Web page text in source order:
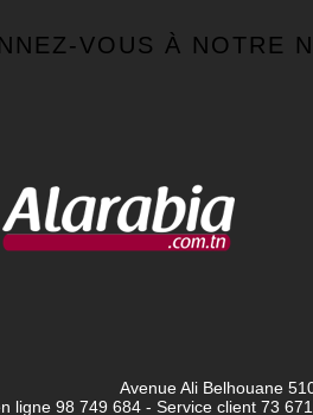
VOUS À NOTRE
Avenue Ali Belhouane
ligne 98 749 684 - Service client 73